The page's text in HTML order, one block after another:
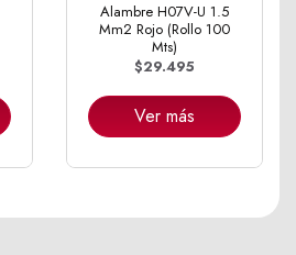
Alambre H07V-U 1.5
Mm2 Rojo (Rollo 100
Mts)
$29.495
Ver más